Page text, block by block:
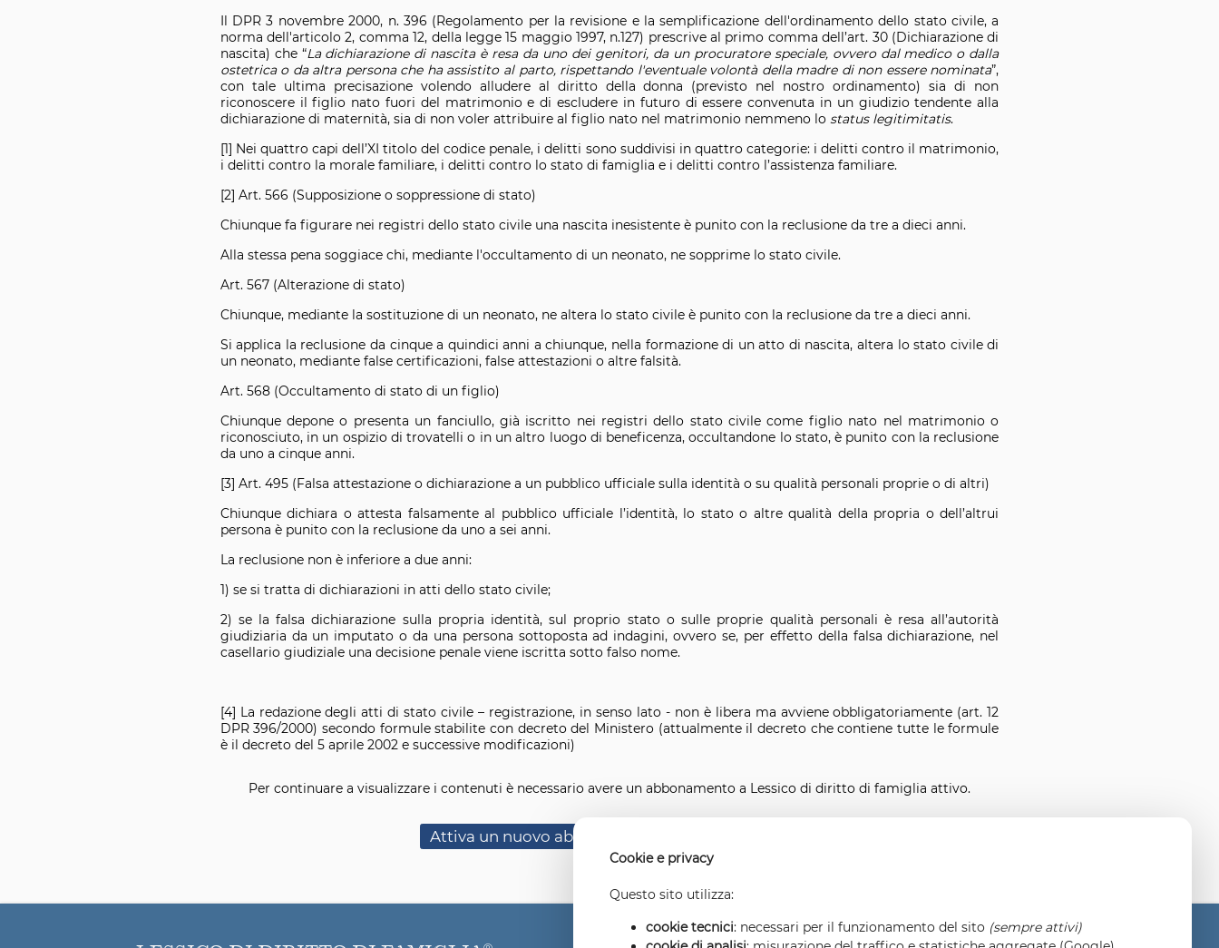
Cookie e privacy
Questo sito utilizza:
cookie tecnici: necessari per il funzionamento del sito (sempre attivi)
Il DPR 3 novembre 2000, n. 396 (Regolamento per la revisione e la semplificazione dell'ordinamento dello stato civile, a
norma dell'articolo 2, comma 12, della legge 15 maggio 1997, n.127) prescrive al primo comma dell’art. 30 (Dichiarazione di
nascita) che “La dichiarazione di nascita è resa da uno dei genitori, da un procuratore speciale, ovvero dal medico o dalla
ostetrica o da altra persona che ha assistito al parto, rispettando l'eventuale volontà della madre di non essere nominata”,
con tale ultima precisazione volendo alludere al diritto della donna (previsto nel nostro ordinamento) sia di non
riconoscere il figlio nato fuori del matrimonio e di escludere in futuro di essere convenuta in un giudizio tendente alla
dichiarazione di maternità, sia di non voler attribuire al figlio nato nel matrimonio nemmeno lo status legitimitatis.
[1] Nei quattro capi dell’XI titolo del codice penale, i delitti sono suddivisi in quattro categorie: i delitti contro il matrimonio,
i delitti contro la morale familiare, i delitti contro lo stato di famiglia e i delitti contro l’assistenza familiare.
[2] Art. 566 (Supposizione o soppressione di stato)
Chiunque fa figurare nei registri dello stato civile una nascita inesistente è punito con la reclusione da tre a dieci anni.
Alla stessa pena soggiace chi, mediante l'occultamento di un neonato, ne sopprime lo stato civile.
Art. 567 (Alterazione di stato)
Chiunque, mediante la sostituzione di un neonato, ne altera lo stato civile è punito con la reclusione da tre a dieci anni.
Si applica la reclusione da cinque a quindici anni a chiunque, nella formazione di un atto di nascita, altera lo stato civile di
un neonato, mediante false certificazioni, false attestazioni o altre falsità.
Art. 568 (Occultamento di stato di un figlio)
Chiunque depone o presenta un fanciullo, già iscritto nei registri dello stato civile come figlio nato nel matrimonio o
riconosciuto, in un ospizio di trovatelli o in un altro luogo di beneficenza, occultandone lo stato, è punito con la reclusione
da uno a cinque anni.
[3] Art. 495 (Falsa attestazione o dichiarazione a un pubblico ufficiale sulla identità o su qualità personali proprie o di altri)
Chiunque dichiara o attesta falsamente al pubblico ufficiale l’identità, lo stato o altre qualità della propria o dell’altrui
persona è punito con la reclusione da uno a sei anni.
La reclusione non è inferiore a due anni:
1) se si tratta di dichiarazioni in atti dello stato civile;
2) se la falsa dichiarazione sulla propria identità, sul proprio stato o sulle proprie qualità personali è resa all’autorità
giudiziaria da un imputato o da una persona sottoposta ad indagini, ovvero se, per effetto della falsa dichiarazione, nel
casellario giudiziale una decisione penale viene iscritta sotto falso nome.
[4] La redazione degli atti di stato civile – registrazione, in senso lato - non è libera ma avviene obbligatoriamente (art. 12
DPR 396/2000) secondo formule stabilite con decreto del Ministero (attualmente il decreto che contiene tutte le formule
è il decreto del 5 aprile 2002 e successive modificazioni)
Per continuare a visualizzare i contenuti è necessario avere un abbonamento a Lessico di diritto di famiglia attivo.
Attiva un nuovo abbonamento in area riservata